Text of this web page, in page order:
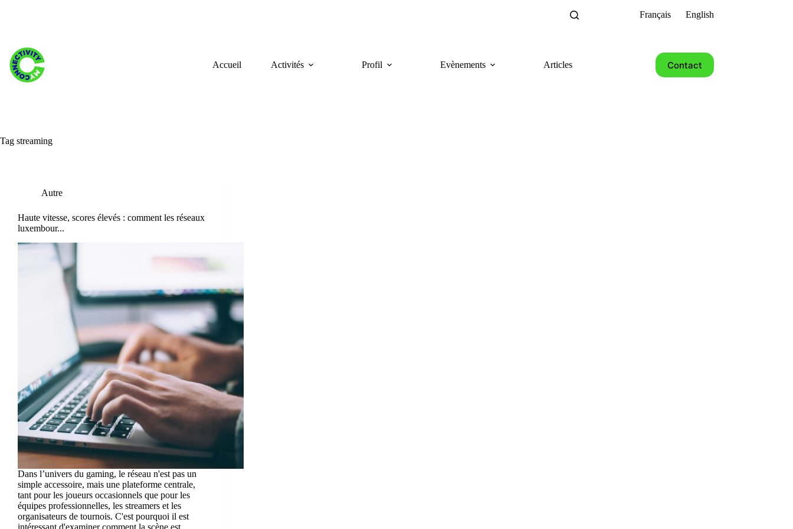
Français English
Accueil Activités Profil Evènements Articles Contact
Tag streaming
Autre
Haute vitesse, scores élevés : comment les réseaux
luxembour...
Dans l’univers du gaming, le réseau n'est pas un
simple accessoire, mais une plateforme centrale,
tant pour les joueurs occasionnels que pour les
équipes professionnelles, les streamers et les
organisateurs de tournois. C'est pourquoi il est
intéressant d'examiner comment la scène est